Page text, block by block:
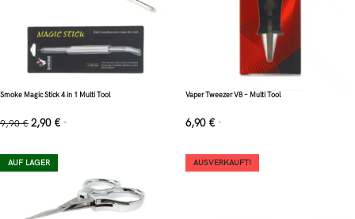
Smoke Magic Stick 4 in 1 Multi Tool
9,90€ 2,90 € *
Vaper Tweezer V8 – Multi Tool
6,90 € *
AUF LAGER AUSVERKAUFT!